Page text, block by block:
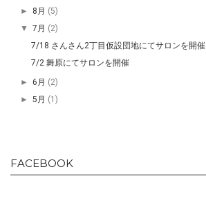
► 8月 (5)
▼7月 (2)
7/18 さんさん2丁目仮設団地にてサロンを開催
7/2 舞原にてサロンを開催
►6月 (2)
►5月 (1)
FACEBOOK